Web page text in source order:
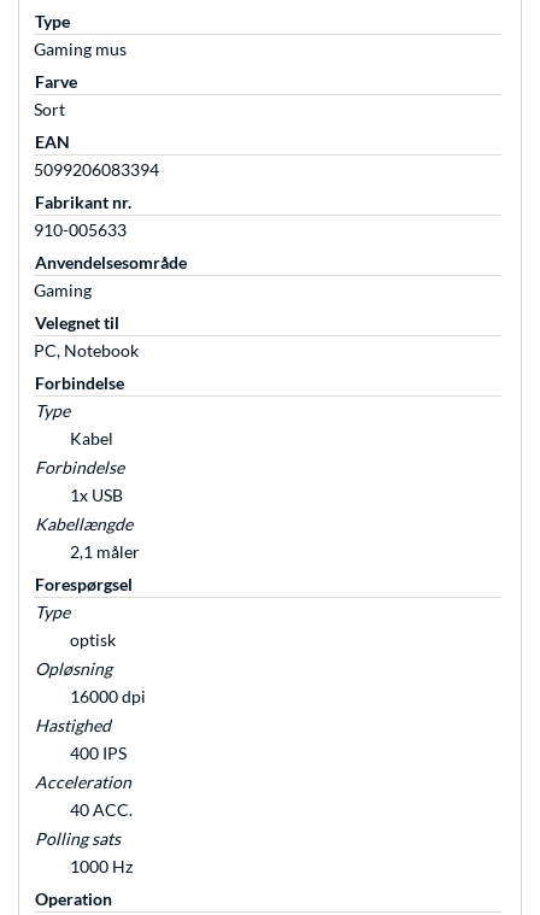
Type
Gaming mus
Farve
Sort
EAN
5099206083394
Fabrikant nr.
910-005633
Anvendelsesområde
Gaming
Velegnet til
PC, Notebook
Forbindelse
Type
Kabel
Forbindelse
1x USB
Kabellængde
2,1 måler
Forespørgsel
Type
optisk
Opløsning
16000 dpi
Hastighed
400 IPS
Acceleration
40 ACC.
Polling sats
1000 Hz
Operation